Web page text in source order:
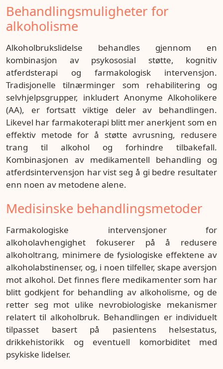
Behandlingsmuligheter for
alkoholisme
Alkoholbrukslidelse behandles gjennom en
kombinasjon av psykososial støtte, kognitiv
atferdsterapi og farmakologisk intervensjon.
Tradisjonelle tilnærminger som rehabilitering og
selvhjelpsgrupper, inkludert Anonyme Alkoholikere
(AA), er fortsatt viktige deler av behandlingen.
Likevel har farmakoterapi blitt mer anerkjent som en
effektiv metode for å støtte avrusning, redusere
trang til alkohol og forhindre tilbakefall.
Kombinasjonen av medikamentell behandling og
atferdsintervensjon har vist seg å gi bedre resultater
enn noen av metodene alene.
Medisinske behandlingsmetoder
Farmakologiske intervensjoner for
alkoholavhengighet fokuserer på å redusere
alkoholtrang, minimere de fysiologiske effektene av
alkoholabstinenser, og, i noen tilfeller, skape aversjon
mot alkohol. Det finnes flere medikamenter som har
blitt godkjent for behandling av alkoholisme, og de
retter seg mot ulike nevrobiologiske mekanismer
relatert til alkoholbruk. Behandlingen er individuelt
tilpasset basert på pasientens helsestatus,
drikkehistorikk og eventuell komorbiditet med
psykiske lidelser.